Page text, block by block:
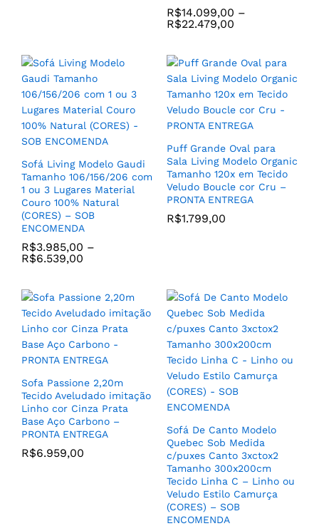
R$14.099,00 –
R$22.479,00
Sofá Living Modelo Gaudi
Tamanho 106/156/206 com
1 ou 3 Lugares Material
Couro 100% Natural
(CORES) – SOB
ENCOMENDA
R$3.985,00 –
R$6.539,00
Puff Grande Oval para
Sala Living Modelo Organic
Tamanho 120x em Tecido
Veludo Boucle cor Cru –
PRONTA ENTREGA
R$1.799,00
Sofa Passione 2,20m
Tecido Aveludado imitação
Linho cor Cinza Prata
Base Aço Carbono –
PRONTA ENTREGA
R$6.959,00
Sofá De Canto Modelo
Quebec Sob Medida
c/puxes Canto 3xctox2
Tamanho 300x200cm
Tecido Linha C – Linho ou
Veludo Estilo Camurça
(CORES) – SOB
ENCOMENDA
Jogo de (2) Poltronas
Modelo Elit Tecido
Sintetico Kouro Ecologico
Base/Pes Torneadas com
Madeira Tauari Cor
Madeira Natural Castanho
– PRONTA ENTREGA
R$3.899,00 R$4.899,00
Poltrona Encosto Medio
Samba Base de Madeira
Clara com Tecido Linho
cor Terracota ou Bege Cru
– SOB ENCOMENDA
R$2.259,00
Jogo de (2) Poltronas
Modelo California Fixo
para Sala de TV ou Sala
(CORES) – SOB
ENCOMENDA
R$4.229,00 –
R$4.389,00
Poltrona Encosoto Alto
Camila Base de Madeira
Clara com Tecido Linho
ENCOMENDA
R$ 2.089,00